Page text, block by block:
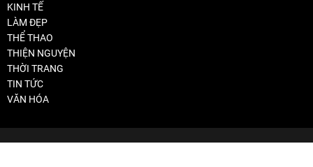
KINH TẾ
LÀM ĐẸP
THỂ THAO
THIỆN NGUYỆN
THỜI TRANG
TIN TỨC
VĂN HÓA